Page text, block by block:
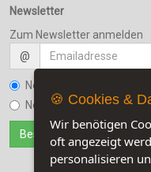
Newsletter
Zum Newsletter anmelden
@
Newsletter bestellen
Newsletter kündigen
🍪 Cookies &
Wir benötigen
oft angezeigt
personalisieren